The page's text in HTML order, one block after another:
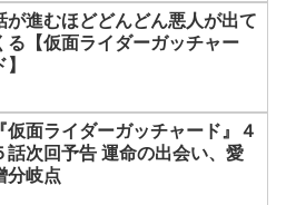
が進むほどどんどん悪人が出て
る【仮面ライダーガッチャー
】
『仮面ライダーガッチャード』４
話次回予告 運命の出会い、愛
分岐点